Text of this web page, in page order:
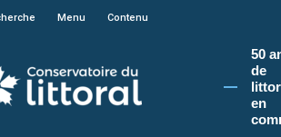
sur le site du Conservatoire du littoral, vous
Menu Contenu
50
de
en